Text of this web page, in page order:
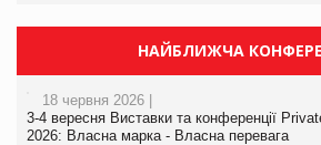
НАЙБЛИЖЧА
18 червня 2026 |
3-4 вересня Виставки та конференції
2026: Власна марка - Власна перевага